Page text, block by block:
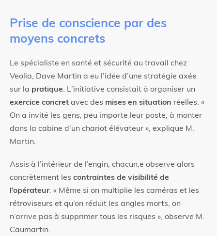
Prise de conscience par des
moyens concrets
Le spécialiste en santé et sécurité au travail chez
Veolia, Dave Martin a eu l’idée d’une stratégie axée
sur la pratique. L'initiative consistait à organiser un
exercice concret avec des mises en situation réelles. «
On a invité les gens, peu importe leur poste, à monter
dans la cabine d’un chariot élévateur », explique M.
Martin.
Assis à l’intérieur de l’engin, chacun.e observe alors
concrètement les contraintes de visibilité de
l’opérateur. « Même si on multiplie les caméras et les
rétroviseurs et qu’on réduit les angles morts, on
n’arrive pas à supprimer tous les risques », observe M.
Caumartin.